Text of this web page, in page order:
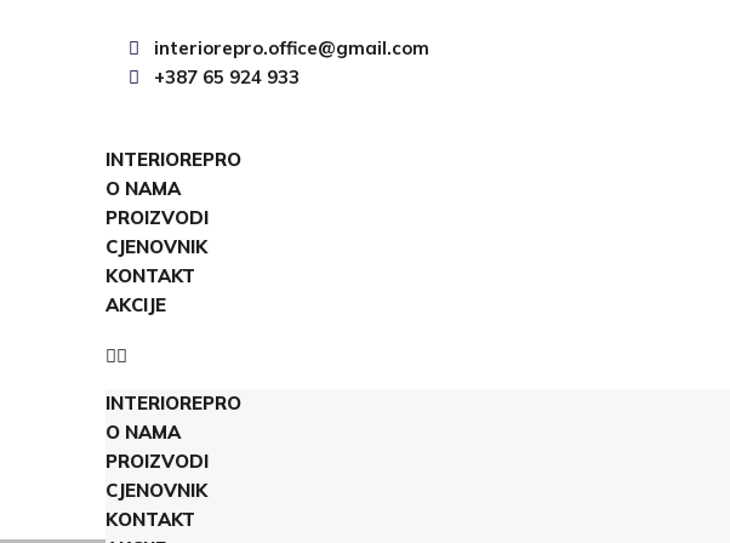
interiorepro.office@gmail.com
+387 65 924 933
INTERIOREPRO
O NAMA
PROIZVODI
CJENOVNIK
KONTAKT
AKCIJE
INTERIOREPRO
O NAMA
PROIZVODI
CJENOVNIK
KONTAKT